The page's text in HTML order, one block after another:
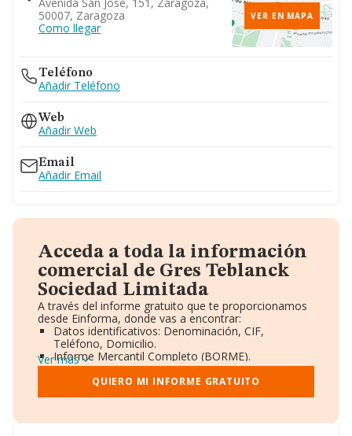
50007, Zaragoza
Como llegar
VER EN MAPA
Teléfono
Añadir Teléfono
Web
Añadir Web
Email
Añadir Email
Acceda a toda la información
comercial de Gres Teblanck
Sociedad Limitada
A través del informe gratuito que te proporcionamos
desde Einforma, donde vas a encontrar:
Datos identificativos: Denominación, CIF,
Teléfono, Domicilio.
Informe Mercantil Completo (BORME).
Gráficos de Evolución Ventas y Empleados.
Consejo de Administración y Administradores.
Directivos y Ejecutivos.
Ver más
QUIERO MI INFORME GRATUITO